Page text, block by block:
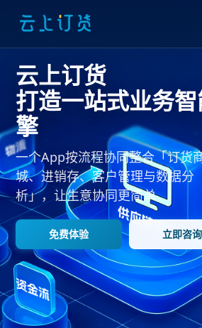
云上订货
打造一站式业务智
擎
一个App按流程协同整合「订货
城、进销存、客户管理与数据分
析」，让生意协同更简单
免费体验 立即咨询